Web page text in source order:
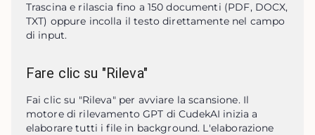
Trascina e rilascia fino a 150 documenti (PDF, DOCX,
TXT) oppure incolla il testo direttamente nel campo
di input.
Fare clic su "Rileva"
Fai clic su "Rileva" per avviare la scansione. Il
motore di rilevamento GPT di CudekAI inizia a
elaborare tutti i file in background. L'elaborazione